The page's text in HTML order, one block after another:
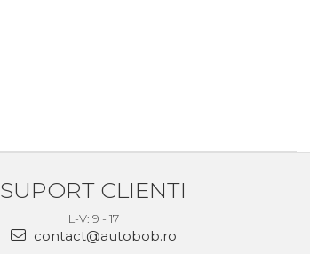
SUPORT CLIENTI
L-V: 9 - 17
contact@autobob.ro